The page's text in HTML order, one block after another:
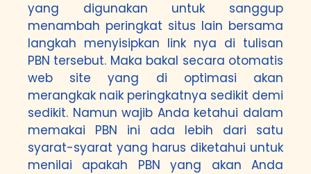
yang digunakan untuk sanggup
menambah peringkat situs lain bersama
langkah menyisipkan link nya di tulisan
PBN tersebut. Maka bakal secara otomatis
web site yang di optimasi akan
merangkak naik peringkatnya sedikit demi
sedikit. Namun wajib Anda ketahui dalam
memakai PBN ini ada lebih dari satu
syarat-syarat yang harus diketahui untuk
menilai apakah PBN yang akan Anda